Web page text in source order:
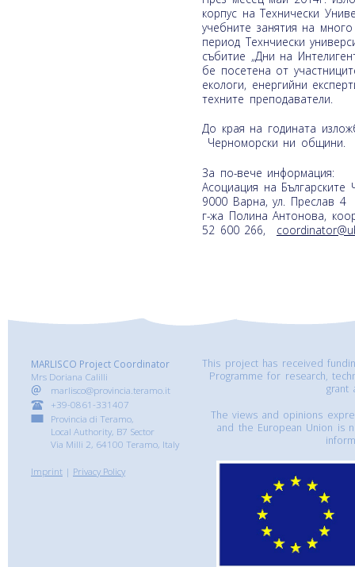
корпус на Технически
учебните занятия на много
период Технчиески
събитие „Дни на
бе посетена от
екологи, енергийни
техните преподаватели.
До края на годината
Черноморски ни общини.
За по-вече информация:
Aсоциация на
9000 Варна, ул. Преслав 4
г-жа Полина Антонова,
52 600 266,
MARLISCO Project Coordinator
Mrs Doriana Calilli
marlisco@provincia.teramo.it
+39-0861-331407
Provincia di Teramo,
Local Authority, B7 Sector
Via Milli 2, 64100 Teramo, Italy
Imprint | Privacy Policy
This project has received
Programme for research,
grant
The views and opinions
and the European Union is